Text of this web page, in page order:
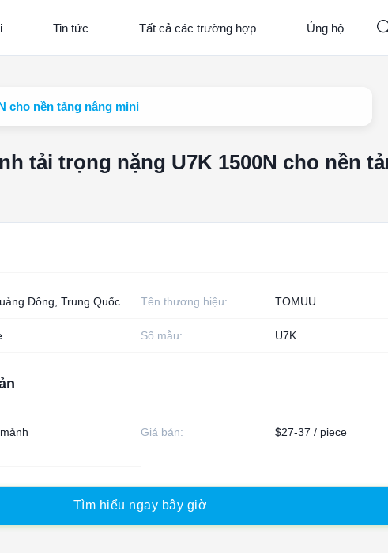
Tin tức Tất cả các trường hợp Ủng hộ
cho nền tảng nâng mini
tải trọng nặng U7K 1500N cho nền
Đông, Trung Quốc Tên thương hiệu: TOMUU
Số mẫu: U7K
Giá bán: $27-37 / piece
Tìm hiểu ngay bây giờ